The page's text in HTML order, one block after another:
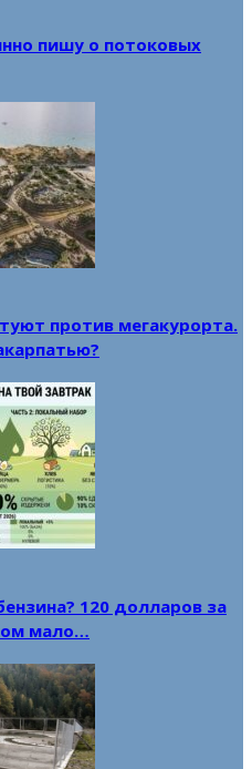
пишу о потоковых
против мегакурорта.
120 долларов за
мало…